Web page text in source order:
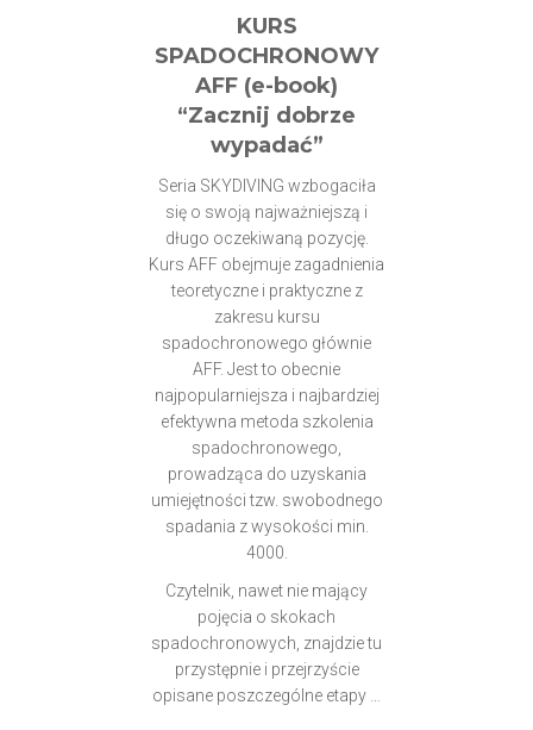
KURS
SPADOCHRONOWY
AFF (e-book)
“Zacznij dobrze
wypadać”
Seria SKYDIVING wzbogaciła
się o swoją najważniejszą i
długo oczekiwaną pozycję.
Kurs AFF obejmuje zagadnienia
teoretyczne i praktyczne z
zakresu kursu
spadochronowego głównie
AFF. Jest to obecnie
najpopularniejsza i najbardziej
efektywna metoda szkolenia
spadochronowego,
prowadząca do uzyskania
umiejętności tzw. swobodnego
spadania z wysokości min.
4000.
Czytelnik, nawet nie mający
pojęcia o skokach
spadochronowych, znajdzie tu
przystępnie i przejrzyście
opisane poszczególne etapy …